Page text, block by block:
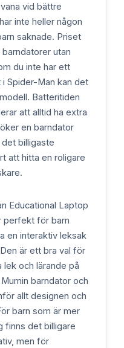
vid bättre
inte heller någon
saknade. Priset
utan
du inte har ett
Spider-Man kan det
Batteritiden
att alltid ha extra
en barndator
billigaste
att hitta en roligare
Educational Laptop
perfekt för barn
en interaktiv leksak
är ett bra val för
och lärande på
barndator och
allt designen och
barn som är mer
finns det billigare
men för